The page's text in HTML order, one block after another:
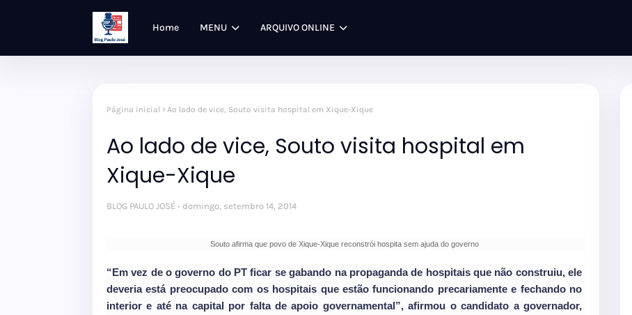
Home MENU ARQUIVO ONLINE
Página inicial Ao lado de vice, Souto visita hospital em Xique-Xique
Ao lado de vice, Souto visita hospital em
Xique-Xique
BLOG PAULO JOSÉ domingo, setembro 14, 2014
Souto afirma que povo de Xique-Xique reconstrói hospita sem ajuda do governo
“Em vez de o governo do PT ficar se gabando na propaganda de hospitais que não construiu, ele
deveria está preocupado com os hospitais que estão funcionando precariamente e fechando no
interior e até na capital por falta de apoio governamental”, afirmou o candidato a governador,